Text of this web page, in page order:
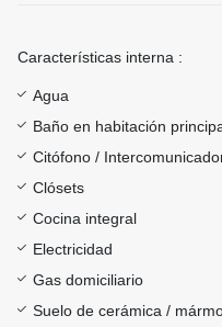
Características interna :
Agua
Baño en habitación
Citófono /
Clósets
Cocina integral
Electricidad
Gas domiciliario
Suelo de cerámica /